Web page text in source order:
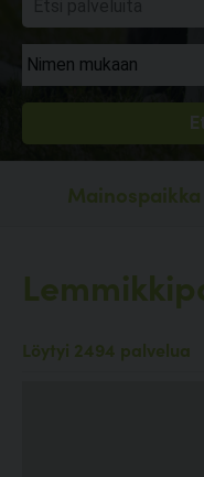
Löytyi 2494 palvelua